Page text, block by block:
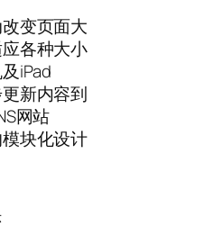
变页面大
各种大小
iPad
新内容到
网站
块化设计